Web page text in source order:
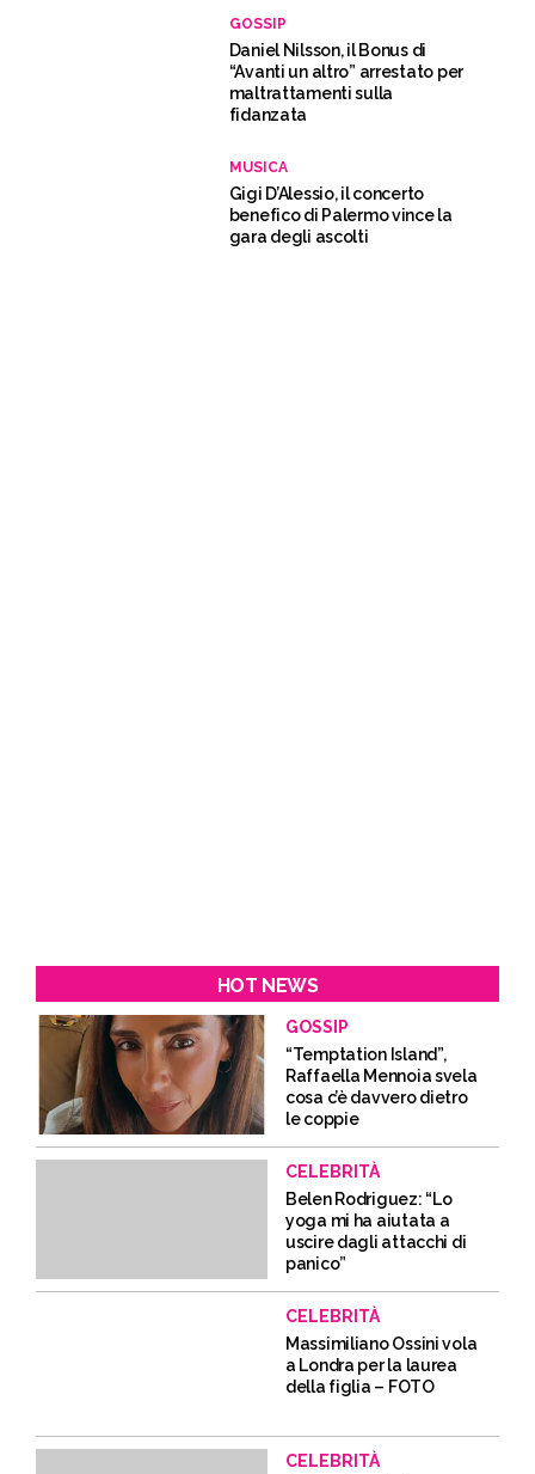
GOSSIP
Daniel Nilsson, il Bonus di
“Avanti un altro” arrestato per
maltrattamenti sulla
fidanzata
MUSICA
Gigi D’Alessio, il concerto
benefico di Palermo vince la
gara degli ascolti
HOT NEWS
GOSSIP
“Temptation Island”,
Raffaella Mennoia svela
cosa c’è davvero dietro
le coppie
CELEBRITÀ
Belen Rodriguez: “Lo
yoga mi ha aiutata a
uscire dagli attacchi di
panico”
CELEBRITÀ
Massimiliano Ossini vola
a Londra per la laurea
della figlia – FOTO
CELEBRITÀ